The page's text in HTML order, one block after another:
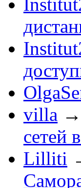
villa →
сетей
Lilliti